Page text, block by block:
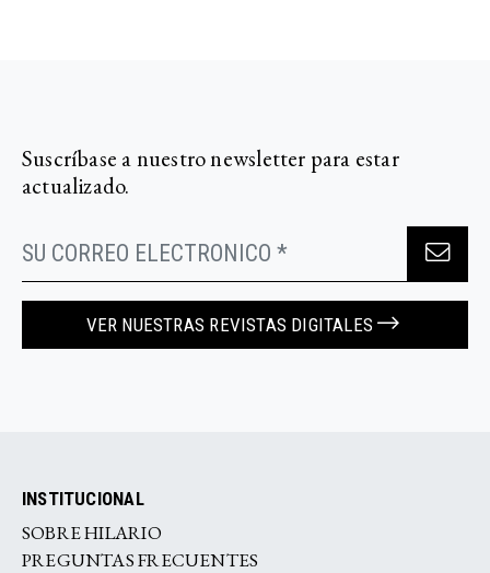
Suscríbase a nuestro newsletter para estar
actualizado.
VER NUESTRAS REVISTAS DIGITALES
INSTITUCIONAL
SOBRE HILARIO
PREGUNTAS FRECUENTES